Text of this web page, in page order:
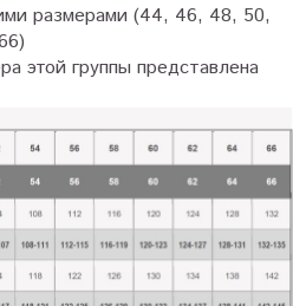
размерами (44, 46, 48, 50,
этой группы представлена